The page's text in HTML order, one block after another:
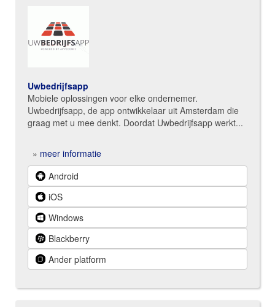
Uwbedrijfsapp
Mobiele oplossingen voor elke ondernemer.
Uwbedrijfsapp, de app ontwikkelaar uit Amsterdam die
graag met u mee denkt. Doordat Uwbedrijfsapp werkt...
» meer informatie
Android
iOS
Windows
Blackberry
Ander platform